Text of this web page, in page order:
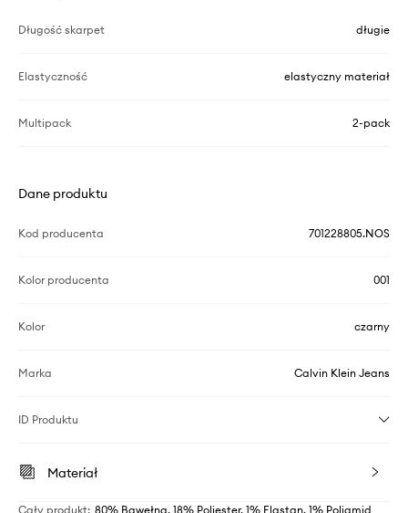
Długość skarpet długie
Elastyczność elastyczny materiał
Multipack 2-pack
Dane produktu
Kod producenta 701228805.NOS
Kolor producenta 001
Kolor czarny
Marka Calvin Klein Jeans
ID Produktu
Materiał
Cały produkt: 80% Bawełna, 18% Poliester, 1% Elastan, 1% Poliamid